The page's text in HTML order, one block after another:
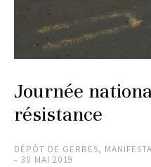
Journée
résistance
DÉPÔT DE GERBES,
30 MAI 2019